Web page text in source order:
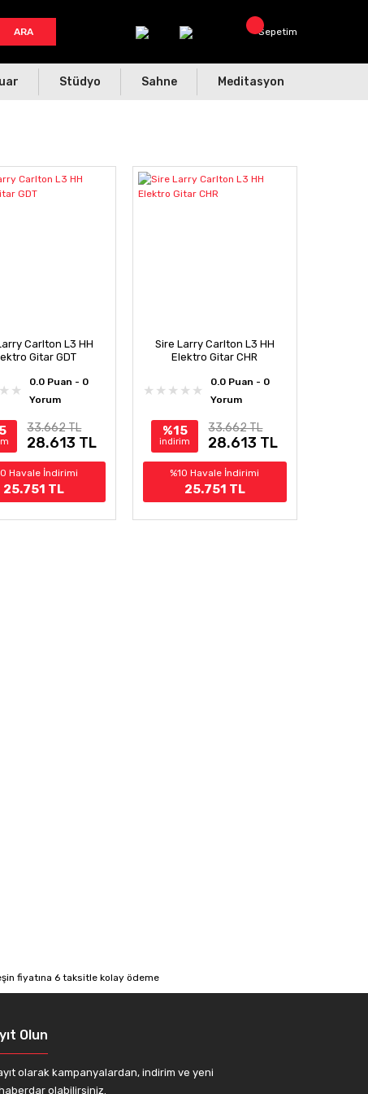
ARA Sepetim
Stüdyo Sahne Meditasyon
Carlton L3 HH
Gitar GDT
0.0 Puan - 0
Yorum
33.662 TL
28.613 TL
Havale İndirimi
25.751 TL
Sire Larry Carlton L3 HH
Elektro Gitar CHR
0.0 Puan - 0
Yorum
%15
indirim
33.662 TL
28.613 TL
%10 Havale İndirimi
25.751 TL
Olun
olarak kampanyalardan, indirim ve yeni
olabilirsiniz.